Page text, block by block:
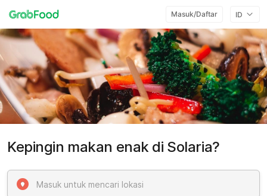
Masuk/Daftar ID
Kepingin makan enak di Solaria?